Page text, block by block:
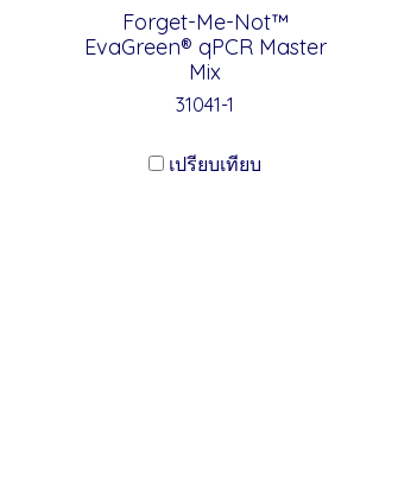
Forget-Me-Not™
EvaGreen® qPCR Master
Mix
31041-1
เปรียบเทียบ